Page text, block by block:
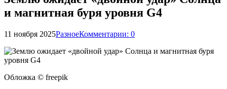
и магнитная буря уровня G4
11 ноября 2025РазноеКомментарии: 0
Обложка © freepik